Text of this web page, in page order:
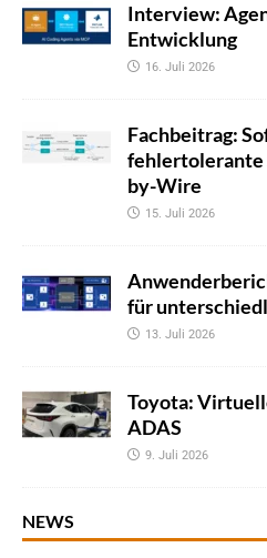
Interview:
Entwicklung
16. Juli 2026
Fachbeitrag:
fehlertolerante
by-Wire
15. Juli 2026
für
13. Juli 2026
Toyota:
ADAS
9. Juli 2026
NEWS